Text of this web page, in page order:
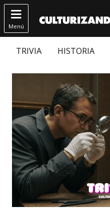

Menú
TRIVIA HISTORIA